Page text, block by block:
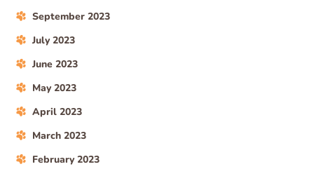
September 2023
July 2023
June 2023
May 2023
April 2023
March 2023
February 2023